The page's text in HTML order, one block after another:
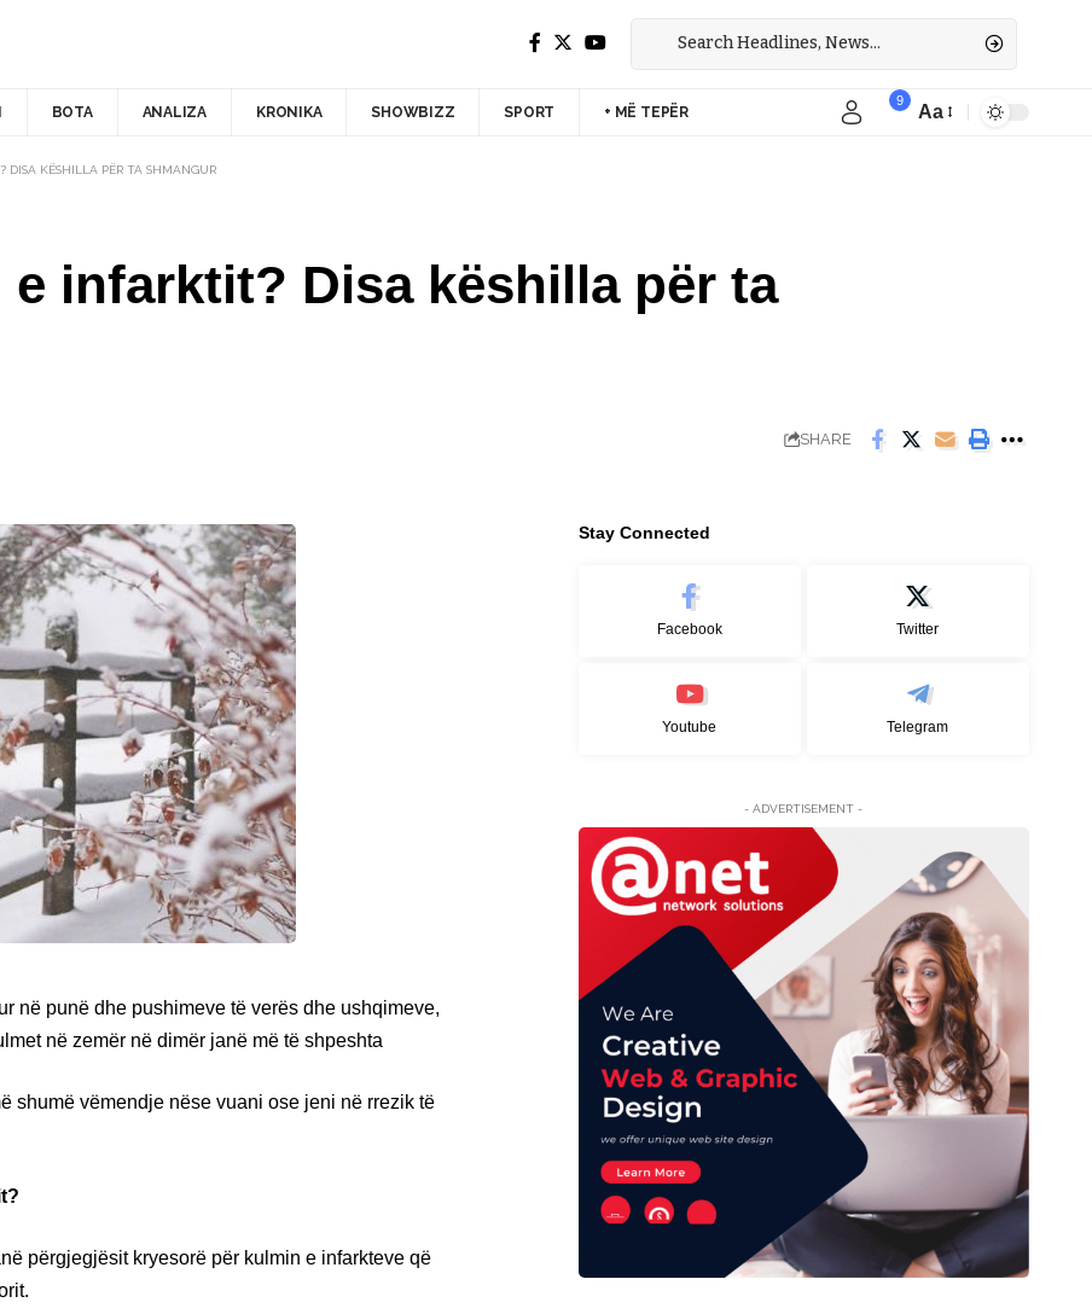
BOTA ANALIZA KRONIKA SHOWBIZZ SPORT + MË TEPËR
9
Aa
DISA KËSHILLA PËR TA SHMANGUR
infarktit? Disa këshilla për ta
SHARE
në punë dhe pushimeve të verës dhe ushqimeve,
në zemër në dimër janë më të shpeshta
shumë vëmendje nëse vuani ose jeni në rrezik të
përgjegjësit kryesorë për kulmin e infarkteve që
Stay Connected
Facebook Twitter
Youtube Telegram
- ADVERTISEMENT -